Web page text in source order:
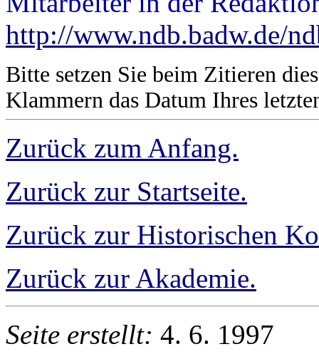
http://www.ndb.badw.de/
Bitte setzen Sie beim Zitieren
Klammern das Datum Ihres
Zurück zum Anfang.
Zurück zur Startseite.
Zurück zur Historischen
Zurück zur Akademie.
Seite erstellt: 4. 6. 1997